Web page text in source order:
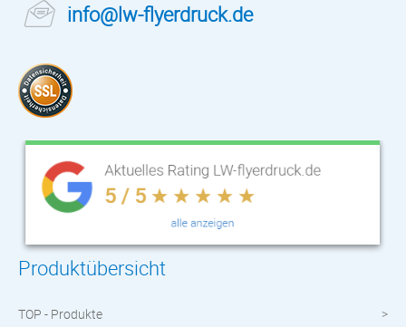
info@lw-flyerdruck.de
Produktübersicht
TOP - Produkte